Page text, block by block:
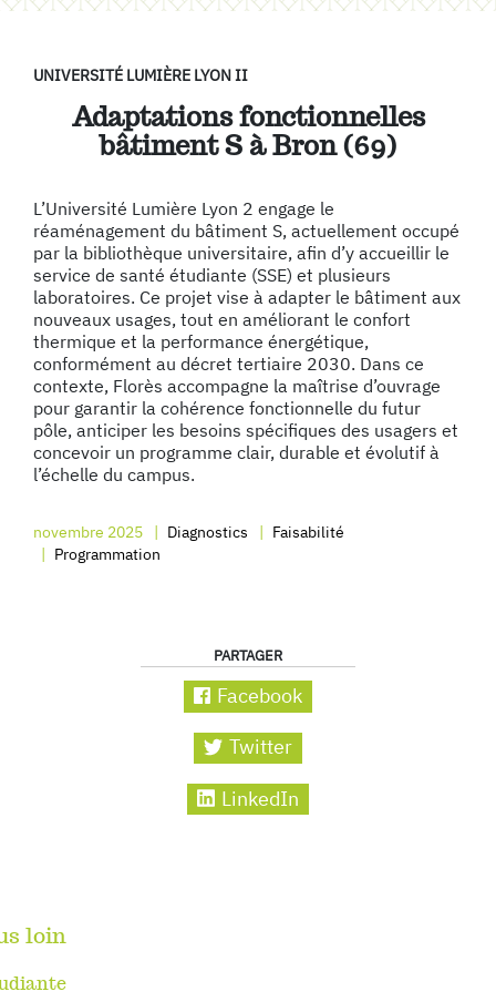
UNIVERSITÉ LUMIÈRE LYON II
Adaptations fonctionnelles
bâtiment S à Bron (69)
L’Université Lumière Lyon 2 engage le
réaménagement du bâtiment S, actuellement occupé
par la bibliothèque universitaire, afin d’y accueillir le
service de santé étudiante (SSE) et plusieurs
laboratoires. Ce projet vise à adapter le bâtiment aux
nouveaux usages, tout en améliorant le confort
thermique et la performance énergétique,
conformément au décret tertiaire 2030. Dans ce
contexte, Florès accompagne la maîtrise d’ouvrage
pour garantir la cohérence fonctionnelle du futur
pôle, anticiper les besoins spécifiques des usagers et
concevoir un programme clair, durable et évolutif à
l’échelle du campus.
novembre 2025 Diagnostics
Faisabilité
Programmation
PARTAGER
Facebook
Twitter
LinkedIn
loin